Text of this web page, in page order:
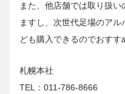
また、他店舗では取り扱
ますし、次世代足場のア
ども購入できるのでおすす
札幌本社
TEL：011-786-8666